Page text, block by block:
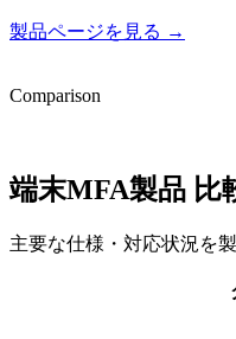
製品ページを見る →
Comparison
端末MFA製品 比
主要な仕様・対応状況を